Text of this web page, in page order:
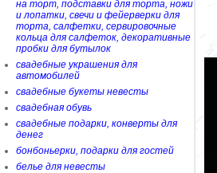
на торт, подставки для торта, ножи
и лопатки, свечи и фейерверки для
торта, салфетки, сервировочные
кольца для салфеток, декоративные
пробки для бутылок
свадебные украшения для
автомобилей
свадебные букеты невесты
свадебная обувь
свадебные подарки, конверты для
денег
бонбоньерки, подарки для гостей
белье для невесты